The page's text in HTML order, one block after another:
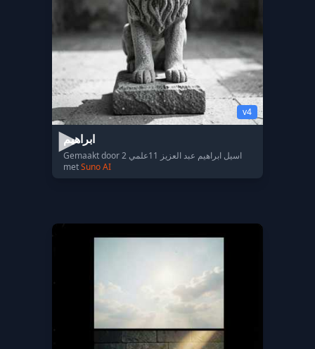
v4
ابراهيم
Gemaakt door اسيل ابراهيم عبد العزيز 11علمي 2
metSuno AI